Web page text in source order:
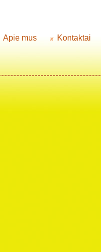
Apie mus Kontaktai